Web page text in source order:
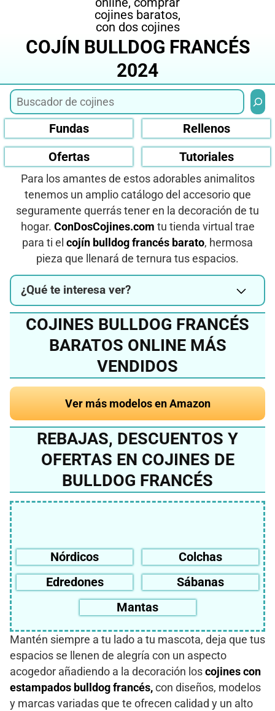
COJÍN BULLDOG FRANCÉS
2024
Fundas
Rellenos
Ofertas
Tutoriales
Para los amantes de estos adorables animalitos
tenemos un amplio catálogo del accesorio que
seguramente querrás tener en la decoración de tu
hogar. ConDosCojines.com tu tienda virtual trae
para ti el cojín bulldog francés barato, hermosa
pieza que llenará de ternura tus espacios.
¿Qué te interesa ver?
COJINES BULLDOG FRANCÉS
BARATOS ONLINE MÁS
VENDIDOS
Ver más modelos en Amazon
REBAJAS, DESCUENTOS Y
OFERTAS EN COJINES DE
BULLDOG FRANCÉS
Nórdicos
Colchas
Edredones
Sábanas
Mantas
Mantén siempre a tu lado a tu mascota, deja que tus
espacios se llenen de alegría con un aspecto
acogedor añadiendo a la decoración los cojines con
estampados bulldog francés, con diseños, modelos
y marcas variadas que te ofrecen calidad y un alto